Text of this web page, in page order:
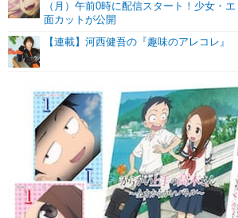
（月）午前0時に配信スタート！少女・
面カットが公開
【連載】河西健吾の『趣味のアレコレ』